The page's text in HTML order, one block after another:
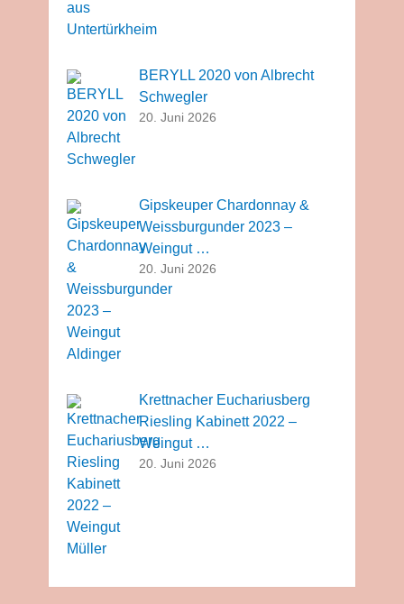
BERYLL 2020 von Albrecht
Schwegler
20. Juni 2026
Gipskeuper Chardonnay &
Weissburgunder 2023 –
Weingut …
20. Juni 2026
Krettnacher Euchariusberg
Riesling Kabinett 2022 –
Weingut …
20. Juni 2026